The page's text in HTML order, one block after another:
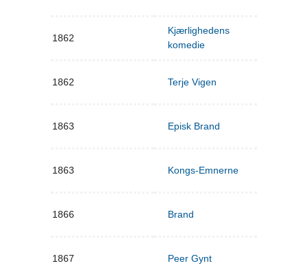
1862
Kjærlighedens
komedie
1862 Terje Vigen
1863 Episk Brand
1863 Kongs-Emnerne
1866 Brand
1867 Peer Gynt